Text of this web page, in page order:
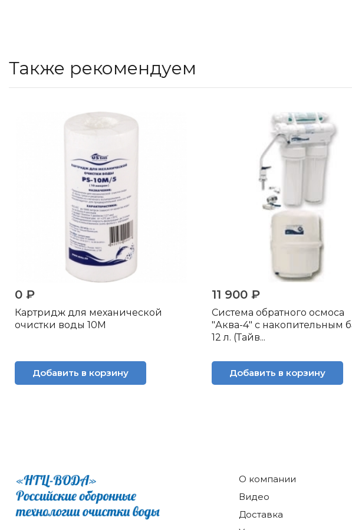
Также рекомендуем
0 ₽
Картридж для механической
очистки воды 10M
Добавить в корзину
11 900 ₽
Система обратного осмоса
"Аква-4" с накопительным
12 л. (Тайв...
Добавить в корзину
О компании
Видео
Доставка